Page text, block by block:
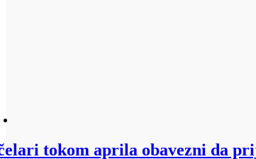
tokom aprila obavezni da